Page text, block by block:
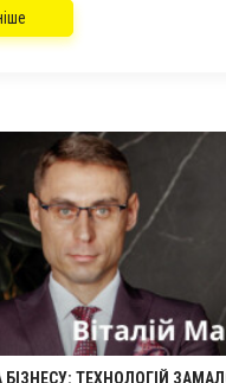
БІЗНЕСУ: ТЕХНОЛОГІЙ